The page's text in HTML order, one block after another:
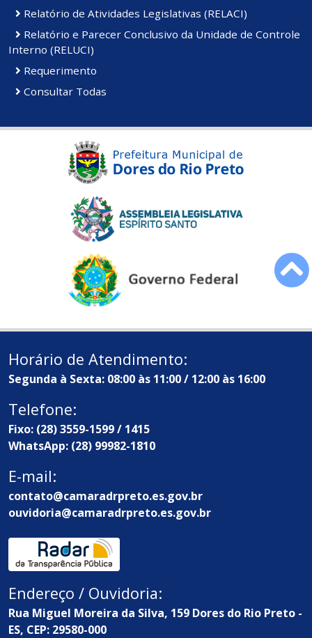
Relatório de Atividades Legislativas (RELACI)
Relatório e Parecer Conclusivo da Unidade de Controle
Interno (RELUCI)
Requerimento
Consultar Todas
Horário de Atendimento:
Segunda à Sexta: 08:00 às 11:00 / 12:00 às 16:00
Telefone:
Fixo: (28) 3559-1599 / 1415
WhatsApp: (28) 99982-1810
E-mail:
contato@camaradrpreto.es.gov.br
ouvidoria@camaradrpreto.es.gov.br
Endereço / Ouvidoria:
Rua Miguel Moreira da Silva, 159 Dores do Rio Preto -
ES, CEP: 29580-000